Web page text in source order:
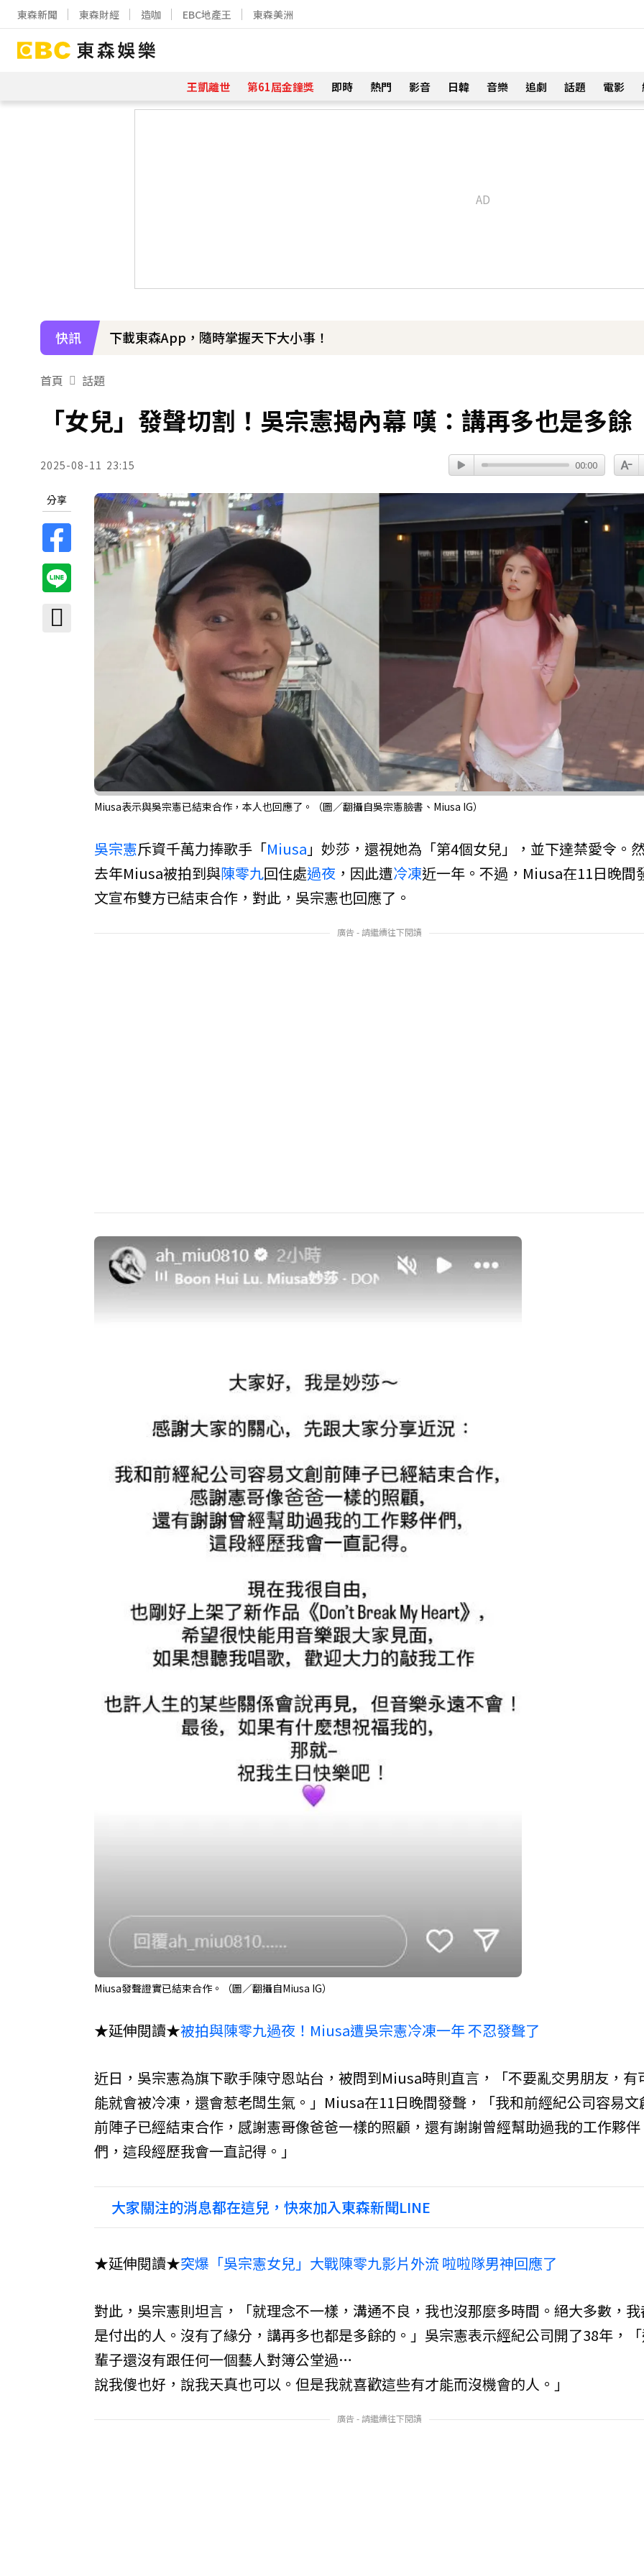
東森新聞 東森財經 造咖 EBC地產王 東森美洲
王凱離世 第61屆金鐘獎 即時 熱門 影音 日韓 音樂 追劇 話題 電影
快訊 下載東森App，隨時掌握天下大小事！
首頁 話題
「女兒」發聲切割！吳宗憲揭內幕 嘆：講再多也是多餘
2025-08-11 23:15 00:00
分享
Miusa表示與吳宗憲已結束合作，本人也回應了。（圖／翻攝自吳宗憲臉書、Miusa IG）
吳宗憲斥資千萬力捧歌手「Miusa 」妙莎，還視她為「第4個女兒」，並下達禁愛令。
去年Miusa被拍到與陳零九回住處過夜 ，因此遭冷凍近一年。不過，Miusa在11日晚間
文宣布雙方已結束合作，對此，吳宗憲也回應了。
廣告 - 請繼續往下閱讀
Miusa發聲證實已結束合作。（圖／翻攝自Miusa IG）
★延伸閱讀★被拍與陳零九過夜！Miusa遭吳宗憲冷凍一年 不忍發聲了
近日，吳宗憲為旗下歌手陳守恩站台，被問到Miusa時則直言，「不要亂交男朋友，有
能就會被冷凍，還會惹老闆生氣。」Miusa在11日晚間發聲，「我和前經紀公司容易文
前陣子已經結束合作，感謝憲哥像爸爸一樣的照顧，還有謝謝曾經幫助過我的工作夥伴
們，這段經歷我會一直記得。」
大家關注的消息都在這兒，快來加入東森新聞LINE
★延伸閱讀★突爆「吳宗憲女兒」大戰陳零九影片外流 啦啦隊男神回應了
對此，吳宗憲則坦言，「就理念不一樣，溝通不良，我也沒那麼多時間。絕大多數，
是付出的人。沒有了緣分，講再多也都是多餘的。」吳宗憲表示經紀公司開了38年，
輩子還沒有跟任何一個藝人對簿公堂過…
說我傻也好，說我天真也可以。但是我就喜歡這些有才能而沒機會的人。」
廣告 - 請繼續往下閱讀